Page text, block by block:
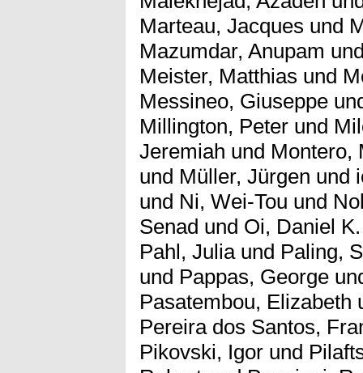
Marteau, Jacques und
Mazumdar, Anupam
Meister, Matthias und
Messineo, Giuseppe
Millington, Peter und
Jeremiah und Montero,
und Müller, Jürgen und
und Ni, Wei-Tou und
Senad und Oi, Daniel
Pahl, Juliaund Paling,
und Pappas, George
Pasatembou, Elizabeth
Pereira dos Santos,
Pikovski, Igor und